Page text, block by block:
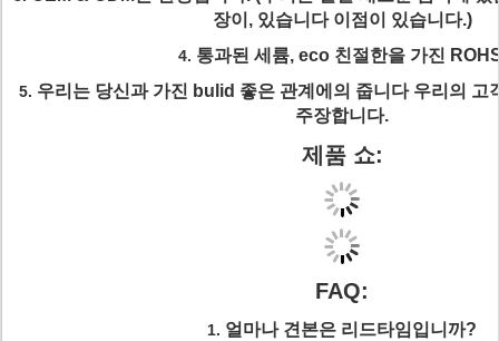
장이, 있습니다 이점이 있습니다.)
4. 통과된 세륨, eco 친절한을 가진
5. 우리는 당신과 가진 bulid 좋은 관계에의 줍니다 우리의 고
주장합니다.
제품 쇼:
FAQ:
1. 얼마나 견본은 리드타임입니까?